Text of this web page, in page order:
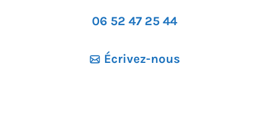
06 52 47 25 44
Écrivez-nous